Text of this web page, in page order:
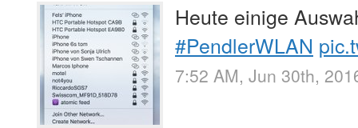
Heute einige
#PendlerWLAN
7:52 AM, Jun 30th,